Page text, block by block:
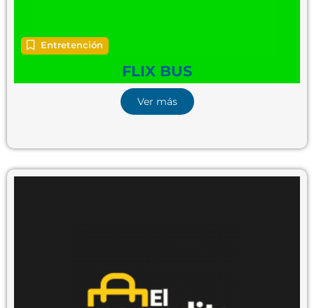
Entretención
FLIX BUS
Ver más